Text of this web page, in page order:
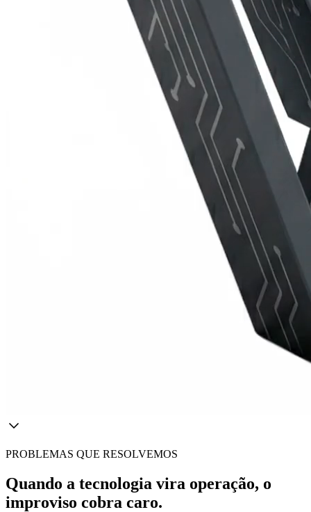
PROBLEMAS QUE RESOLVEMOS
Quando a tecnologia vira operação, o
improviso cobra caro.